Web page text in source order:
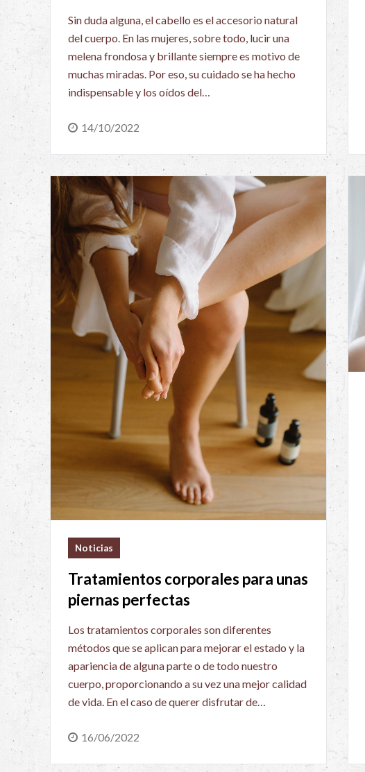
Sin duda alguna, el cabello es el accesorio natural
del cuerpo. En las mujeres, sobre todo, lucir una
melena frondosa y brillante siempre es motivo de
muchas miradas. Por eso, su cuidado se ha hecho
indispensable y los oídos del…
14/10/2022
Noticias
Tratamientos corporales para unas
piernas perfectas
Los tratamientos corporales son diferentes
métodos que se aplican para mejorar el estado y la
apariencia de alguna parte o de todo nuestro
cuerpo, proporcionando a su vez una mejor calidad
de vida. En el caso de querer disfrutar de…
16/06/2022